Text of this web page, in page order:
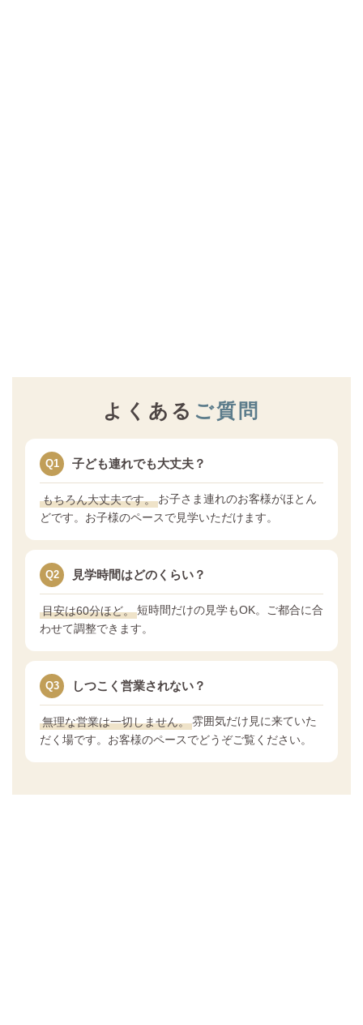
よくある ご質問
Q1 子ども連れでも大丈夫？
もちろん大丈夫です。お子さま連れのお客様がほとん
どです。お子様のペースで見学いただけます。
Q2 見学時間はどのくらい？
目安は60分ほど。短時間だけの見学もOK。ご都合に合
わせて調整できます。
Q3 しつこく営業されない？
無理な営業は一切しません。雰囲気だけ見に来ていた
だく場です。お客様のペースでどうぞご覧ください。